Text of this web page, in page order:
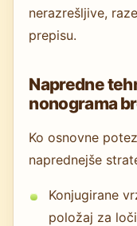
nerazrešljive,
prepisu.
Napredne
nonograma
Ko osnovne
naprednejše
Konjugirane
položaj za